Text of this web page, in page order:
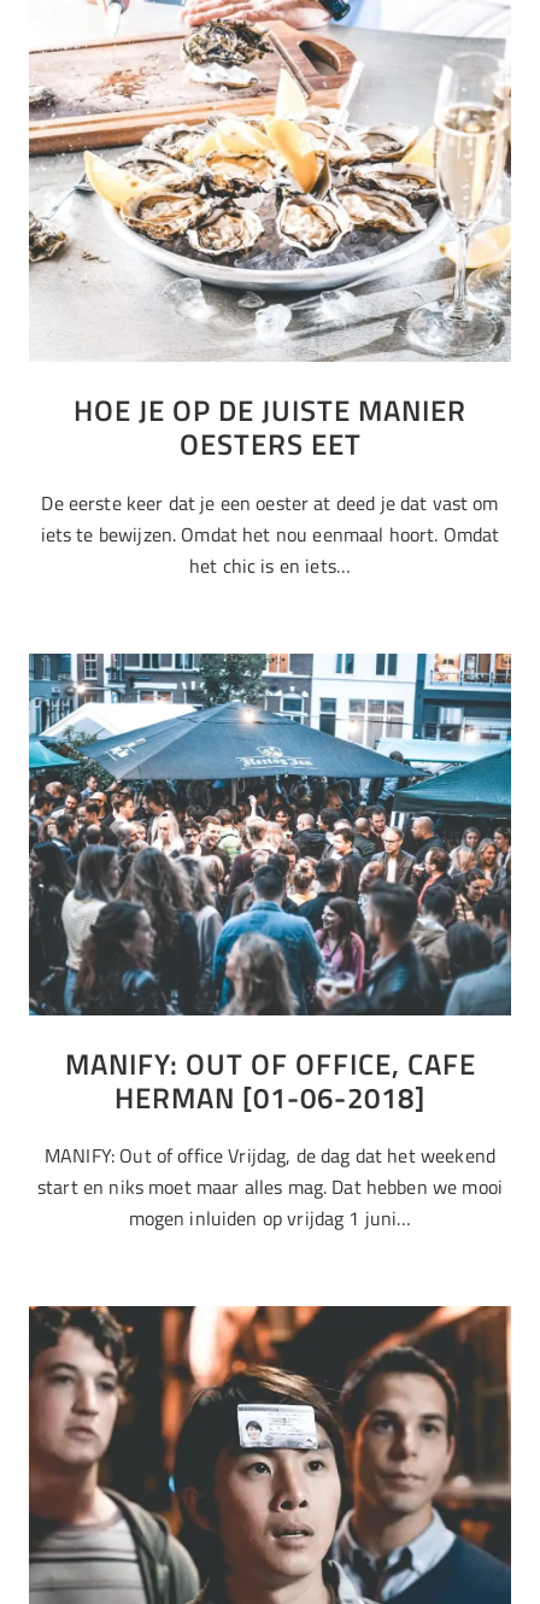
HOE JE OP DE JUISTE MANIER
OESTERS EET
De eerste keer dat je een oester at deed je dat vast om
iets te bewijzen. Omdat het nou eenmaal hoort. Omdat
het chic is en iets…
MANIFY: OUT OF OFFICE, CAFE
HERMAN [01-06-2018]
MANIFY: Out of office Vrijdag, de dag dat het weekend
start en niks moet maar alles mag. Dat hebben we mooi
mogen inluiden op vrijdag 1 juni…